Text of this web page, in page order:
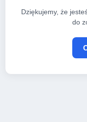
Dziękujemy, że
do